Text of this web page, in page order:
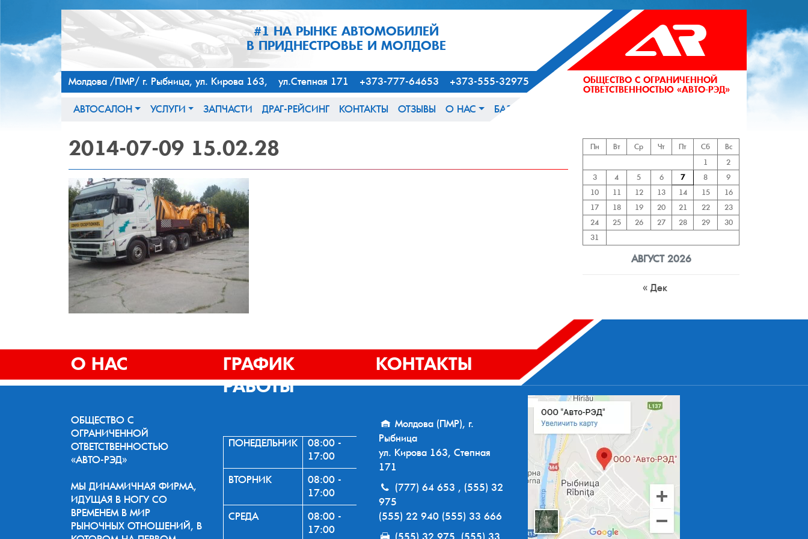
#1 НА РЫНКЕ АВТОМОБИЛЕЙ
В ПРИДНЕСТРОВЬЕ И МОЛДОВЕ
ОБЩЕСТВО С ОГРАНИЧЕННОЙ
ОТВЕТСТВЕННОСТЬЮ «АВТО-РЭД»
Молдова /ПМР/ г. Рыбница, ул. Кирова 163, ул.Степная 171 +373-777-64653 +373-555-32975
АВТОСАЛОН УСЛУГИ ЗАПЧАСТИ ДРАГ-РЕЙСИНГ КОНТАКТЫ ОТЗЫВЫ О НАС БАЗА ЗНАНИЙ
2014-07-09 15.02.28
АВГУСТ 2026
Пн Вт Ср Чт Пт Сб
Вс
1
2
3
4 5 6 7 8
9
10
11 12 13 14 15
16
17
18 19 20 21 22
23
24
25 26 27 28 29
30
31
« Дек
О НАС
ОБЩЕСТВО С
ОГРАНИЧЕННОЙ
ОТВЕТСТВЕННОСТЬЮ
«АВТО-РЭД»
МЫ ДИНАМИЧНАЯ ФИРМА,
ИДУЩАЯ В НОГУ СО
ВРЕМЕНЕМ В МИР
РЫНОЧНЫХ ОТНОШЕНИЙ, В
ГРАФИК
РАБОТЫ
ПОНЕДЕЛЬНИК
08:00 -
17:00
ВТОРНИК
08:00 -
17:00
СРЕДА
08:00 -
17:00
КОНТАКТЫ
Молдова (ПМР), г.
Рыбница
ул. Кирова 163, Степная
171
(777) 64 653 , (555) 32
975
(555) 22 940 (555) 33 666